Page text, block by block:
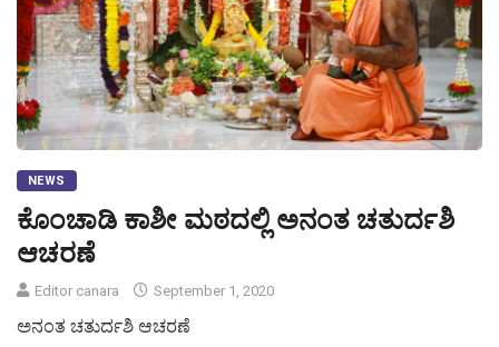
NEWS
ಕೊಂಚಾಡಿ ಕಾಶೀ ಮಠದಲ್ಲಿ ಅನಂತ ಚತುರ್ದಶಿ
ಆಚರಣೆ
Editor canara September 1, 2020
ಅನಂತ ಚತುರ್ದಶಿ ಆಚರಣೆ